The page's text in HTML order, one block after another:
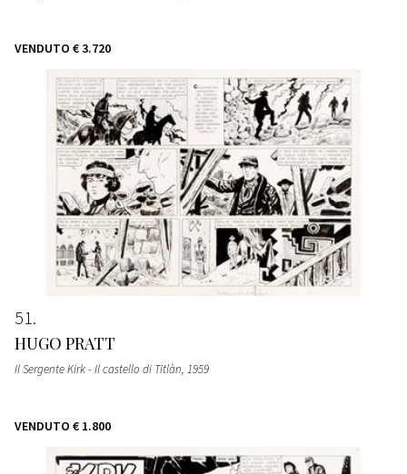
VENDUTO € 3.720
51
HUGO PRATT
Il Sergente Kirk - Il castello di Titlàn, 1959
VENDUTO € 1.800